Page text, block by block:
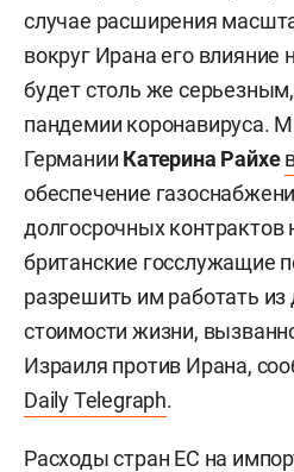
случае расширения
вокруг Ирана его влияние
будет столь же
пандемии коронавируса.
Германии Катерина Райхе
обеспечение
долгосрочных контрактов
британские госслужащие
разрешить им работать
стоимости жизни,
Израиля против Ирана,
Daily Telegraph.
Расходы стран ЕС на